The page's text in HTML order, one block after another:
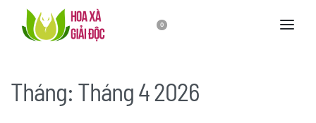
0
Tháng: Tháng 4 2026